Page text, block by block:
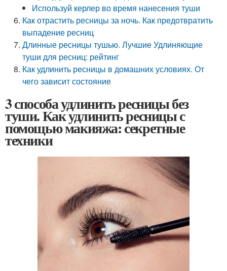
Используй керлер во время нанесения туши
Как отрастить ресницы за ночь. Как предотвратить
выпадение ресниц
Длинные ресницы тушью. Лучшие Удлиняющие
туши для ресниц: рейтинг
Как удлинить ресницы в домашних условиях. От
чего зависит состояние
3 способа удлинить ресницы без
туши. Как удлинить ресницы с
помощью макияжа: секретные
техники